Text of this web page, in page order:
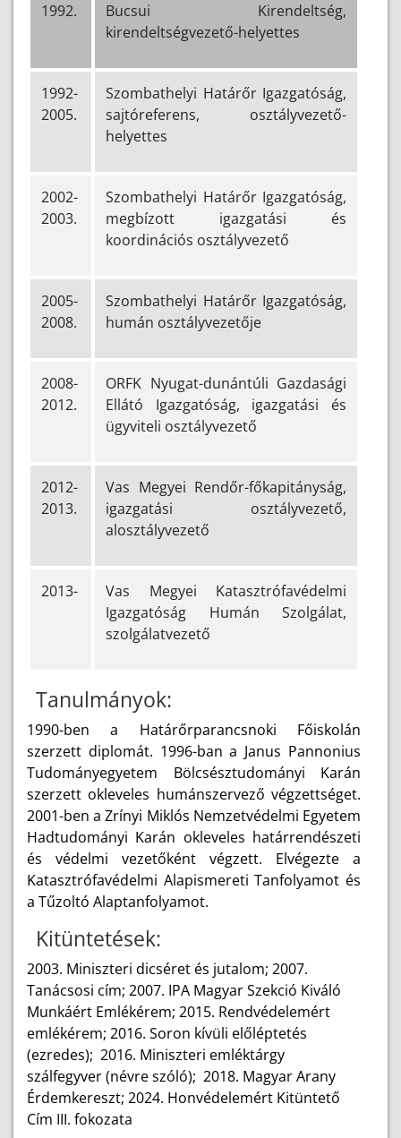
1992.
Bucsui Kirendeltség,
kirendeltségvezető-helyettes
1992-
2005.
Szombathelyi Határőr Igazgatóság,
sajtóreferens, osztályvezető-
helyettes
2002-
2003.
Szombathelyi Határőr Igazgatóság,
megbízott igazgatási és
koordinációs osztályvezető
2005-
2008.
Szombathelyi Határőr Igazgatóság,
humán osztályvezetője
2008-
2012.
ORFK Nyugat-dunántúli Gazdasági
Ellátó Igazgatóság, igazgatási és
ügyviteli osztályvezető
2012-
2013.
Vas Megyei Rendőr-főkapitányság,
igazgatási osztályvezető,
alosztályvezető
2013-
Vas Megyei Katasztrófavédelmi
Igazgatóság Humán Szolgálat,
szolgálatvezető
Tanulmányok:
1990-ben a Határőrparancsnoki Főiskolán
szerzett diplomát. 1996-ban a Janus Pannonius
Tudományegyetem Bölcsésztudományi Karán
szerzett okleveles humánszervező végzettséget.
2001-ben a Zrínyi Miklós Nemzetvédelmi Egyetem
Hadtudományi Karán okleveles határrendészeti
és védelmi vezetőként végzett. Elvégezte a
Katasztrófavédelmi Alapismereti Tanfolyamot és
a Tűzoltó Alaptanfolyamot.
Kitüntetések:
2003. Miniszteri dicséret és jutalom; 2007.
Tanácsosi cím; 2007. IPA Magyar Szekció Kiváló
Munkáért Emlékérem; 2015. Rendvédelemért
emlékérem; 2016. Soron kívüli előléptetés
(ezredes); 2016. Miniszteri emléktárgy
szálfegyver (névre szóló); 2018. Magyar Arany
Érdemkereszt; 2024. Honvédelemért Kitüntető
Cím III. fokozata